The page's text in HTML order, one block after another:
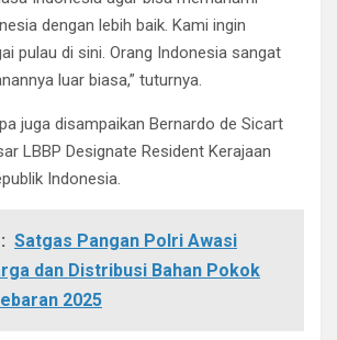
dengan lebih baik. Kami ingin
pulau di sini. Orang Indonesia sangat
luar biasa,” tuturnya.
juga disampaikan Bernardo de Sicart
LBBP Designate Resident Kerajaan
Indonesia.
Satgas Pangan Polri Awasi
dan Distribusi Bahan Pokok
2025